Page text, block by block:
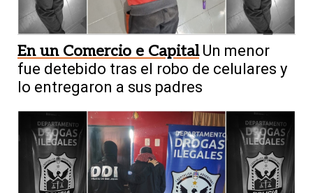
En un Comercio e Capital Un menor
fue detebido tras el robo de celulares y
lo entregaron a sus padres